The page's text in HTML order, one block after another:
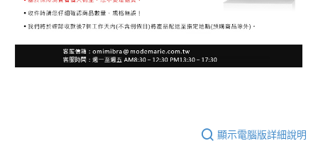
顯示電腦版詳細說明